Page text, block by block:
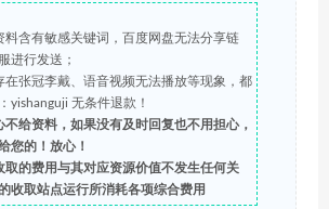
料含有敏感关键词，百度网盘无法分享链
进行发送；
在张冠李戴、语音视频无法播放等现象，都
yishanguji 无条件退款！
不给资料，如果没有及时回复也不用担心，
您的！放心！
取的费用与其对应资源价值不发生任何关
收取站点运行所消耗各项综合费用